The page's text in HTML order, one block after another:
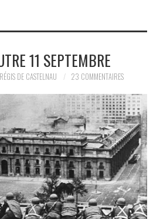
11 SEPTEMBRE
RÉGIS DE CASTELNAU 23 COMMENTAIRES